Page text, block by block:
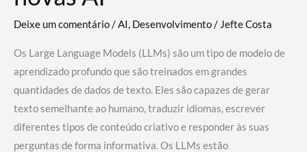
Deixe um comentário/AI, Desenvolvimento/ Jefte Costa
Os Large Language Models (LLMs) são um tipo de modelo de
aprendizado profundo que são treinados em grandes
quantidades de dados de texto. Eles são capazes de gerar
texto semelhante ao humano, traduzir idiomas, escrever
diferentes tipos de conteúdo criativo e responder às suas
perguntas de forma informativa. Os LLMs estão